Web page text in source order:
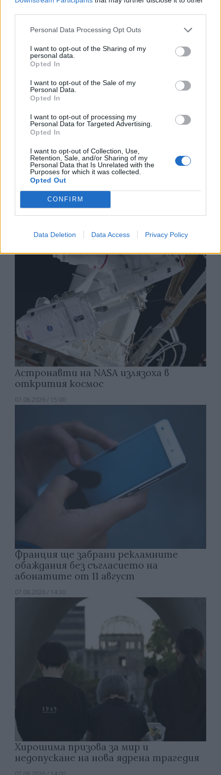
Personal Data Processing Opt Outs
I want to opt-out of the Sharing of my
personal data.
Opted In
I want to opt-out of the Sale of my
Personal Data.
Opted In
I want to opt-out of processing my
Personal Data for Targeted Advertising.
Opted In
I want to opt-out of Collection, Use,
Retention, Sale, and/or Sharing of my
Personal Data that Is Unrelated with the
Purposes for which it was collected.
Opted Out
CONFIRM
Data Deletion Data Access Privacy Policy
Изкуствен интелект за първи път
създаде нови жизнеспособни вируси
07.08.2026 / 15:30
Астронавти на NASA излязоха в
открития космос
07.08.2026 / 15:00
Франция ще забрани рекламните
обаждания без съгласието на
абонатите от 11 август
07.08.2026 / 14:30
Хирошима призова за мир и
недопускане на нова ядрена трагедия